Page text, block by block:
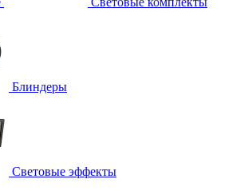
Блиндеры
Световые эффекты